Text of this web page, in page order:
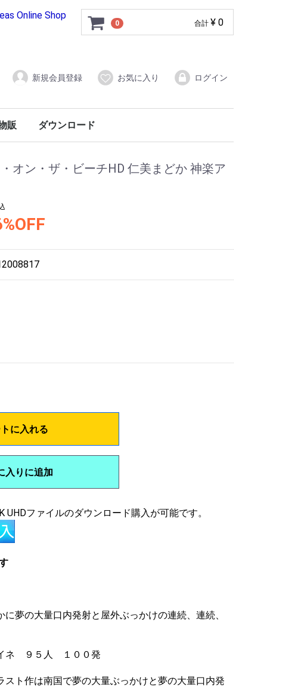
Online Shop
0 合計 ¥ 0
新規会員登録 お気に入り ログイン
販 ダウンロード
オン・ザ・ビーチHD 仁美まどか 神楽ア
に入れる
入りに追加
UHDファイルのダウンロード購入が可能です。
に夢の大量口内発射と屋外ぶっかけの連続、連続、
ネ ９５人 １００発
スト作は南国で夢の大量ぶっかけと夢の大量口内発